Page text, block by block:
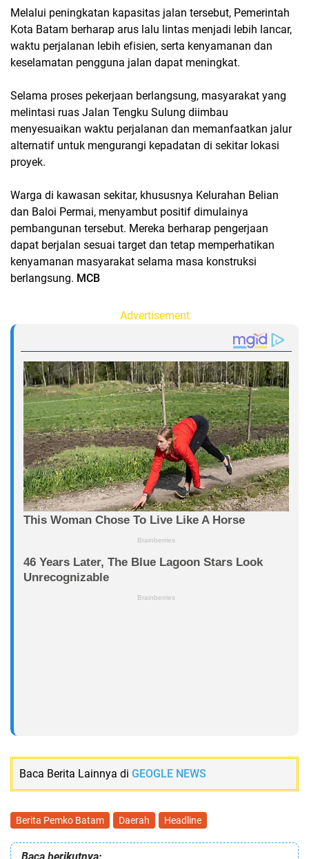
Melalui peningkatan kapasitas jalan tersebut, Pemerintah
Kota Batam berharap arus lalu lintas menjadi lebih lancar,
waktu perjalanan lebih efisien, serta kenyamanan dan
keselamatan pengguna jalan dapat meningkat.
Selama proses pekerjaan berlangsung, masyarakat yang
melintasi ruas Jalan Tengku Sulung diimbau
menyesuaikan waktu perjalanan dan memanfaatkan jalur
alternatif untuk mengurangi kepadatan di sekitar lokasi
proyek.
Warga di kawasan sekitar, khususnya Kelurahan Belian
dan Baloi Permai, menyambut positif dimulainya
pembangunan tersebut. Mereka berharap pengerjaan
dapat berjalan sesuai target dan tetap memperhatikan
kenyamanan masyarakat selama masa konstruksi
berlangsung. MCB
Advertisement
Baca Berita Lainnya di GEOGLE NEWS
Berita Pemko Batam Daerah Headline
Baca berikutnya: